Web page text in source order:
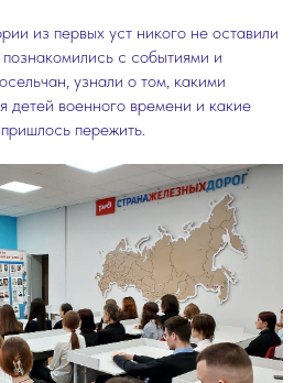
из первых уст никого не оставили
с событиями и
узнали о том, какими
детей военного времени и какие
пережить.